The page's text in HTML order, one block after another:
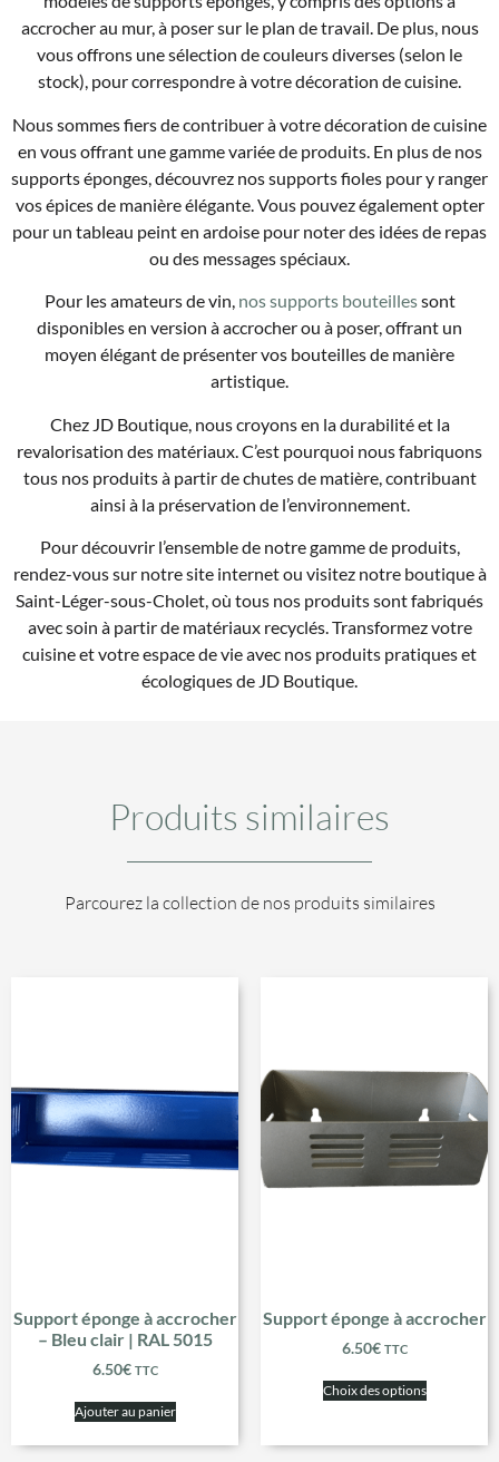
accrocher au mur, à poser sur le plan de travail. De plus, nous
vous offrons une sélection de couleurs diverses (selon le
stock), pour correspondre à votre décoration de cuisine.
Nous sommes fiers de contribuer à votre décoration de cuisine
en vous offrant une gamme variée de produits. En plus de nos
supports éponges, découvrez nos supports fioles pour y ranger
vos épices de manière élégante. Vous pouvez également opter
pour un tableau peint en ardoise pour noter des idées de repas
ou des messages spéciaux.
Pour les amateurs de vin, nos supports bouteillessont
disponibles en version à accrocher ou à poser, offrant un
moyen élégant de présenter vos bouteilles de manière
artistique.
Chez JD Boutique, nous croyons en la durabilité et la
revalorisation des matériaux. C’est pourquoi nous fabriquons
tous nos produits à partir de chutes de matière, contribuant
ainsi à la préservation de l’environnement.
Pour découvrir l’ensemble de notre gamme de produits,
rendez-vous sur notre site internet ou visitez notre boutique à
Saint-Léger-sous-Cholet, où tous nos produits sont fabriqués
avec soin à partir de matériaux recyclés. Transformez votre
cuisine et votre espace de vie avec nos produits pratiques et
écologiques de JD Boutique.
Produits similaires
Parcourez la collection de nos produits similaires
Support éponge à accrocher
– Bleu clair | RAL 5015
6.50€ TTC
Ajouter au panier
Support éponge à accrocher
6.50€ TTC
Choix des options